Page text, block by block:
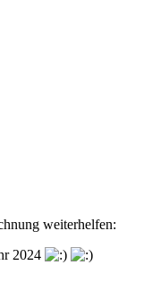
weiterhelfen:
2024